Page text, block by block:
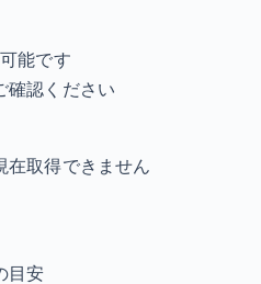
能です
確認ください
在取得できません
目安